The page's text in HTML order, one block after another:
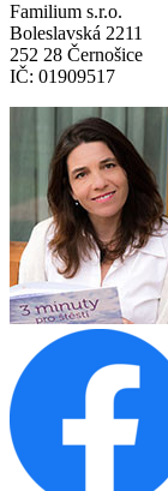
Familium s.r.o.
Boleslavská 2211
252 28 Černošice
IČ: 01909517